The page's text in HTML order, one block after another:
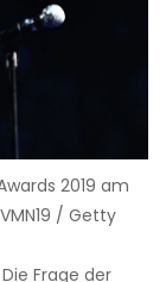
2019 am
/ Getty
Frage der